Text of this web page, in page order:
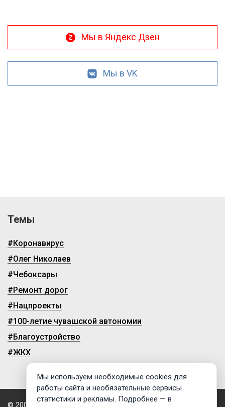
Мы в Яндекс Дзен
Мы в VK
Темы
#Коронавирус
#Олег Николаев
#Чебоксары
#Ремонт дорог
#Нацпроекты
#100-летие чувашской автономии
#Благоустройство
#ЖКХ
© 2009-2026, ГТРК «Чувашия»
Мы используем необходимые cookies для
работы сайта и необязательные сервисы
статистики и рекламы. Подробнее — в